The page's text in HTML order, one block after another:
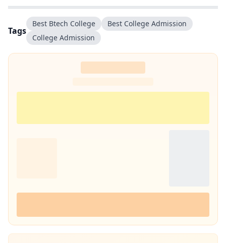
Tags
Best Btech College
Best College Admission
College Admission